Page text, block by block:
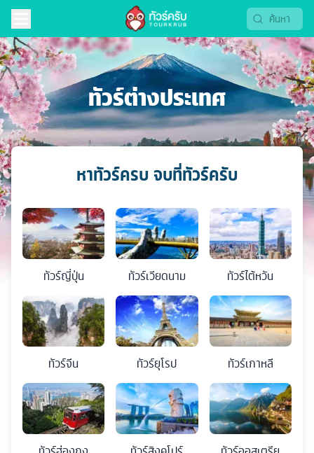
ทัวร์ต่างประเทศ
หาทัวร์ครบ จบที่ทัวร์ครับ
ทัวร์ญี่ปุ่น ทัวร์เวียดนาม ทัวร์ไต้หวัน
ทัวร์จีน ทัวร์ยุโรป ทัวร์เกาหลี